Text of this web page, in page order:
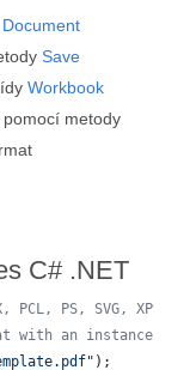
Document
Save
Workbook
metody
C# .NET
PCL, PS, SVG, XPS,
an instance of
) ;